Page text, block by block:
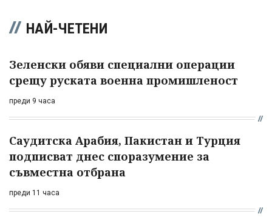
НАЙ-ЧЕТЕНИ
Зеленски обяви специални операции
срещу руската военна промишленост
преди 9 часа
Саудитска Арабия, Пакистан и Турция
подписват днес споразумение за
съвместна отбрана
преди 11 часа